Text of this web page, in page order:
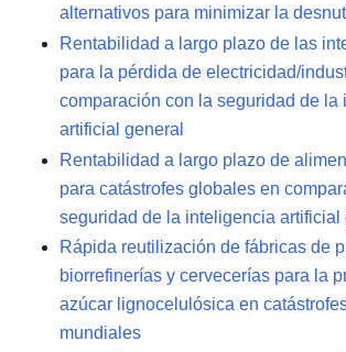
alternativos para minimizar la
Rentabilidad a largo plazo de las
para la pérdida de electricidad/
comparación con la seguridad de la
artificial general
Rentabilidad a largo plazo de
para catástrofes globales en
seguridad de la inteligencia artificial
Rápida reutilización de fábricas de
biorrefinerías y cervecerías para la
azúcar lignocelulósica en
mundiales